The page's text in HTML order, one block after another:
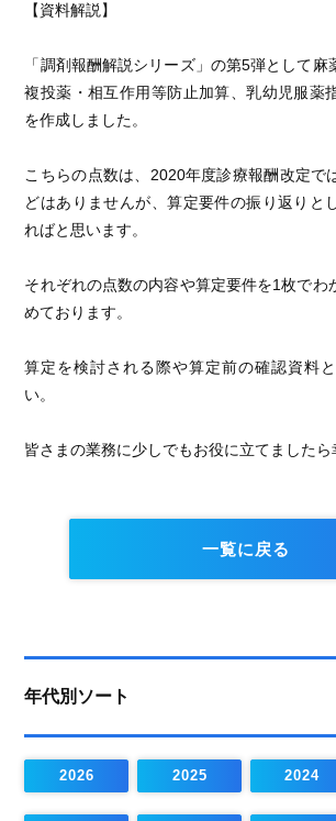
【資料解説】
「調剤報酬解説シリーズ」の第5弾として
複投薬・相互作用等防止加算、乳幼児服薬
を作成しました。
こちらの点数は、2020年度診療報酬改定で
どはありませんが、算定要件の振り返りと
ればと思います。
それぞれの点数の内容や算定要件を1枚でわ
めております。
算定を検討される際や算定前の確認資料
い。
皆さまの業務に少しでもお役に立てましたら
一覧に戻る
年代別ソート
2026 2025 2024